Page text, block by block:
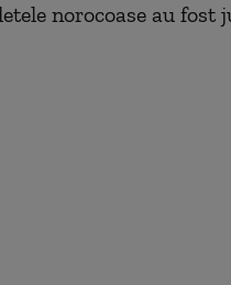
norocoase au fost